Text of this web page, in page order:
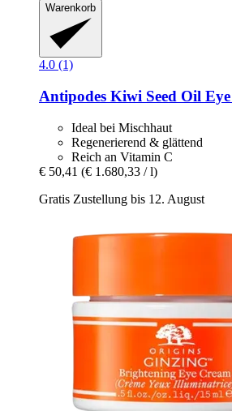
Warenkorb
4.0 (1)
Antipodes Kiwi Seed Oil
Ideal bei Mischhaut
Regenerierend & glättend
Reich an Vitamin C
€ 50,41 (€ 1.680,33 / l)
Gratis Zustellung bis 12. August